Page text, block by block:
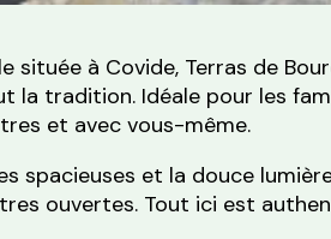
située à Covide, Terras de
la tradition. Idéale pour les
et avec vous-même.
spacieuses et la douce
ouvertes. Tout ici est